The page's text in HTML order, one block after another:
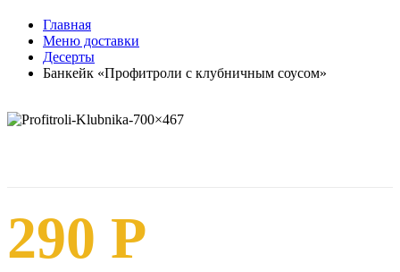
Главная
Меню доставки
Десерты
Банкейк «Профитроли с клубничным соусом»
290 Р